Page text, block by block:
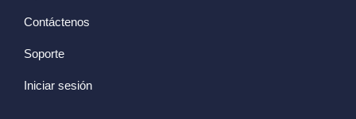
Contáctenos
Soporte
Iniciar sesión